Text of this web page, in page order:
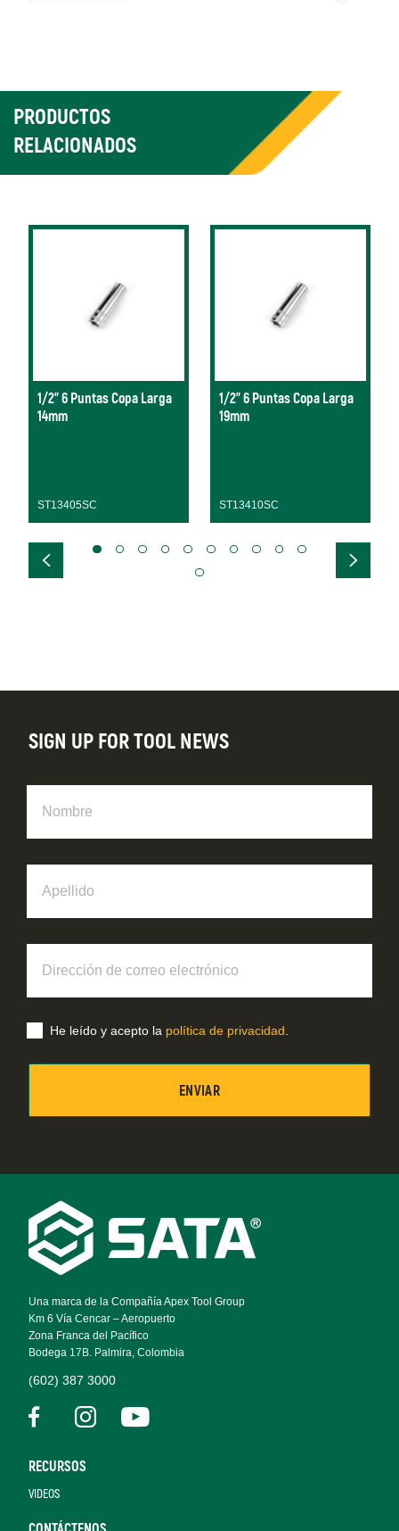
PRODUCTOS
RELACIONADOS
1/2" 6 Puntas Copa Larga
14mm
ST13405SC
1/2" 6 Puntas Copa Larga
19mm
ST13410SC
Footer
Navigation
Una marca de la Compañía Apex Tool Group
Km 6 Vía Cencar – Aeropuerto
Zona Franca del Pacífico
Bodega 17B. Palmira, Colombia
(602) 387 3000
RECURSOS
VIDEOS
SIGN UP FOR TOOL NEWS
correo
electrónico
He leído y acepto la política de privacidad